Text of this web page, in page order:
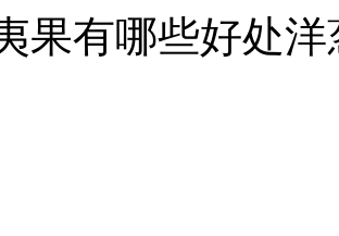
果有哪些好处